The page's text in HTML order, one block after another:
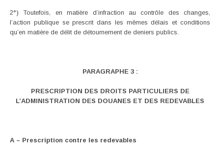
2°) Toutefois, en matière d’infraction au contrôle des changes,
l’action publique se prescrit dans les mêmes délais et conditions
qu’en matière de délit de détournement de deniers publics.
PARAGRAPHE 3 :
PRESCRIPTION DES DROITS PARTICULIERS DE
L’ADMINISTRATION DES DOUANES ET DES REDEVABLES
A – Prescription contre les redevables